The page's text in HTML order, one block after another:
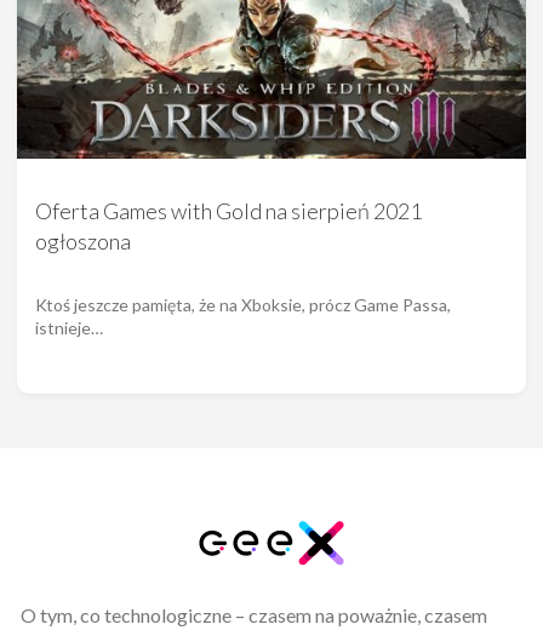
Oferta Games with Gold na sierpień 2021
ogłoszona
Ktoś jeszcze pamięta, że na Xboksie, prócz Game Passa,
istnieje…
O tym, co technologiczne – czasem na poważnie, czasem